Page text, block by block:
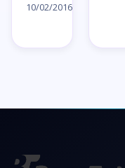
10/02/2016